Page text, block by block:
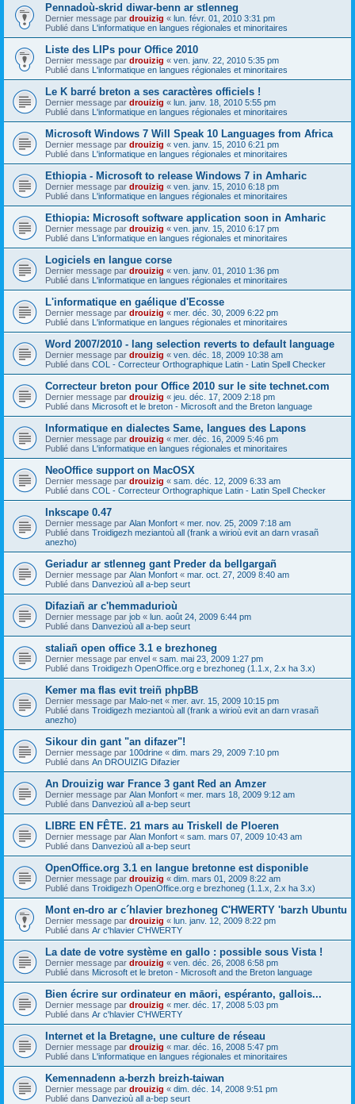
Pennadoù-skrid diwar-benn ar stlenneg
Dernier message par drouizig « lun. févr. 01, 2010 3:31 pm
Publié dans L'informatique en langues régionales et minoritaires
Liste des LIPs pour Office 2010
Dernier message par drouizig « ven. janv. 22, 2010 5:35 pm
Publié dans L'informatique en langues régionales et minoritaires
Le K barré breton a ses caractères officiels !
Dernier message par drouizig « lun. janv. 18, 2010 5:55 pm
Publié dans L'informatique en langues régionales et minoritaires
Microsoft Windows 7 Will Speak 10 Languages from Africa
Dernier message par drouizig « ven. janv. 15, 2010 6:21 pm
Publié dans L'informatique en langues régionales et minoritaires
Ethiopia - Microsoft to release Windows 7 in Amharic
Dernier message par drouizig « ven. janv. 15, 2010 6:18 pm
Publié dans L'informatique en langues régionales et minoritaires
Ethiopia: Microsoft software application soon in Amharic
Dernier message par drouizig « ven. janv. 15, 2010 6:17 pm
Publié dans L'informatique en langues régionales et minoritaires
Logiciels en langue corse
Dernier message par drouizig « ven. janv. 01, 2010 1:36 pm
Publié dans L'informatique en langues régionales et minoritaires
L'informatique en gaélique d'Ecosse
Dernier message par drouizig « mer. déc. 30, 2009 6:22 pm
Publié dans L'informatique en langues régionales et minoritaires
Word 2007/2010 - lang selection reverts to default language
Dernier message par drouizig « ven. déc. 18, 2009 10:38 am
Publié dans COL - Correcteur Orthographique Latin - Latin Spell Checker
Correcteur breton pour Office 2010 sur le site technet.com
Dernier message par drouizig « jeu. déc. 17, 2009 2:18 pm
Publié dans Microsoft et le breton - Microsoft and the Breton language
Informatique en dialectes Same, langues des Lapons
Dernier message par drouizig « mer. déc. 16, 2009 5:46 pm
Publié dans L'informatique en langues régionales et minoritaires
NeoOffice support on MacOSX
Dernier message par drouizig « sam. déc. 12, 2009 6:33 am
Publié dans COL - Correcteur Orthographique Latin - Latin Spell Checker
Inkscape 0.47
Dernier message par Alan Monfort « mer. nov. 25, 2009 7:18 am
Publié dans Troidigezh meziantoù all (frank a wirioù evit an darn vrasañ
anezho)
Geriadur ar stlenneg gant Preder da bellgargañ
Dernier message par Alan Monfort « mar. oct. 27, 2009 8:40 am
Publié dans Danvezioù all a-bep seurt
Difaziañ ar c'hemmadurioù
Dernier message par job « lun. août 24, 2009 6:44 pm
Publié dans Danvezioù all a-bep seurt
staliañ open office 3.1 e brezhoneg
Dernier message par envel « sam. mai 23, 2009 1:27 pm
Publié dans Troidigezh OpenOffice.org e brezhoneg (1.1.x, 2.x ha 3.x)
Kemer ma flas evit treiñ phpBB
Dernier message par Malo-net « mer. avr. 15, 2009 10:15 pm
Publié dans Troidigezh meziantoù all (frank a wirioù evit an darn vrasañ
anezho)
Sikour din gant "an difazer"!
Dernier message par 100drine « dim. mars 29, 2009 7:10 pm
Publié dans An DROUIZIG Difazier
An Drouizig war France 3 gant Red an Amzer
Dernier message par Alan Monfort « mer. mars 18, 2009 9:12 am
Publié dans Danvezioù all a-bep seurt
LIBRE EN FÊTE. 21 mars au Triskell de Ploeren
Dernier message par Alan Monfort « sam. mars 07, 2009 10:43 am
Publié dans Danvezioù all a-bep seurt
OpenOffice.org 3.1 en langue bretonne est disponible
Dernier message par drouizig « dim. mars 01, 2009 8:22 am
Publié dans Troidigezh OpenOffice.org e brezhoneg (1.1.x, 2.x ha 3.x)
Mont en-dro ar c´hlavier brezhoneg C'HWERTY 'barzh Ubuntu
Dernier message par drouizig « lun. janv. 12, 2009 8:22 pm
Publié dans Ar c'hlavier C'HWERTY
La date de votre système en gallo : possible sous Vista !
Dernier message par drouizig « ven. déc. 26, 2008 6:58 pm
Publié dans Microsoft et le breton - Microsoft and the Breton language
Bien écrire sur ordinateur en māori, espéranto, gallois...
Dernier message par drouizig « mer. déc. 17, 2008 5:03 pm
Publié dans Ar c'hlavier C'HWERTY
Internet et la Bretagne, une culture de réseau
Dernier message par drouizig « mar. déc. 16, 2008 5:47 pm
Publié dans L'informatique en langues régionales et minoritaires
Kemennadenn a-berzh breizh-taiwan
Dernier message par drouizig « dim. déc. 14, 2008 9:51 pm
Publié dans Danvezioù all a-bep seurt